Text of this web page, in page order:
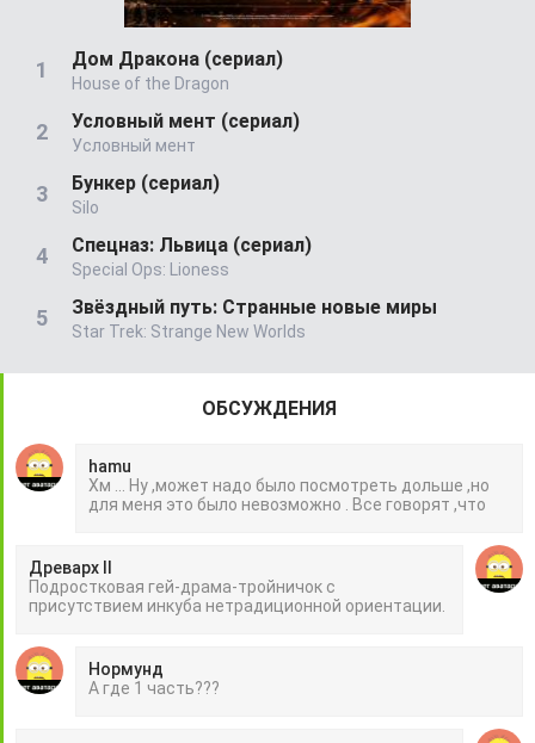
Дом Дракона (сериал)
House of the Dragon
Условный мент (сериал)
Условный мент
Бункер (сериал)
Silo
Спецназ: Львица (сериал)
Special Ops: Lioness
Звёздный путь: Странные новые миры
Star Trek: Strange New Worlds
ОБСУЖДЕНИЯ
hamu
Хм ... Ну ,может надо было посмотреть дольше ,но
для меня это было невозможно . Все говорят ,что
Древарх II
Подростковая гей-драма-тройничок с
присутствием инкуба нетрадиционной ориентации.
Нормунд
А где 1 часть???